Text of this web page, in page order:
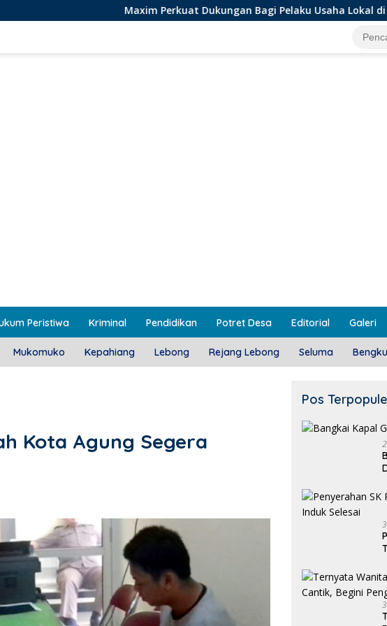
Maxim Perkuat Dukungan Bagi Pelaku Usaha Lokal di Bengkulu
Peristiwa Kriminal Pendidikan Potret Desa Editorial Galeri
Mukomuko Kepahiang Lebong Rejang Lebong Seluma
Kota Agung Segera
Pos